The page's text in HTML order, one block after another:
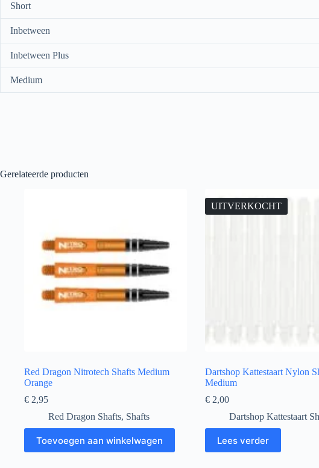
Short
Inbetween
Inbetween Plus
Medium
Gerelateerde producten
Red Dragon Nitrotech Shafts Medium
Orange
€ 2,95
Red Dragon Shafts, Shafts
Toevoegen aan winkelwagen
UITVERKOCHT
Dartshop Kattestaart Nylon
Medium
€2,00
Dartshop Kattestaart
Lees verder